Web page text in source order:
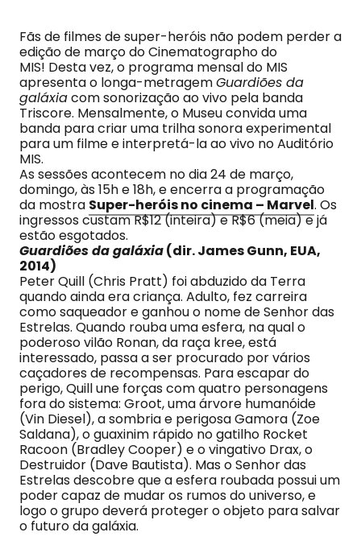
Fãs de filmes de super-heróis não podem perder a
edição de março do Cinematographo do
MIS! Desta vez, o programa mensal do MIS
apresenta o longa-metragemGuardiões da
galáxiacom sonorização ao vivo pela banda
Triscore. Mensalmente, o Museu convida uma
banda para criar uma trilha sonora experimental
para um filme e interpretá-la ao vivo no Auditório
MIS.
As sessões acontecem no dia 24 de março,
domingo, às 15h e 18h, e encerra a programação
da mostra Super-heróis no cinema – Marvel. Os
ingressos custam R$12 (inteira) e R$6 (meia) e já
estão esgotados.
Guardiões da galáxia(dir. James Gunn, EUA,
2014)
Peter Quill (Chris Pratt) foi abduzido da Terra
quando ainda era criança. Adulto, fez carreira
como saqueador e ganhou o nome de Senhor das
Estrelas. Quando rouba uma esfera, na qual o
poderoso vilão Ronan, da raça kree, está
interessado, passa a ser procurado por vários
caçadores de recompensas. Para escapar do
perigo, Quill une forças com quatro personagens
fora do sistema: Groot, uma árvore humanóide
(Vin Diesel), a sombria e perigosa Gamora (Zoe
Saldana), o guaxinim rápido no gatilho Rocket
Racoon (Bradley Cooper) e o vingativo Drax, o
Destruidor (Dave Bautista). Mas o Senhor das
Estrelas descobre que a esfera roubada possui um
poder capaz de mudar os rumos do universo, e
logo o grupo deverá proteger o objeto para salvar
o futuro da galáxia.